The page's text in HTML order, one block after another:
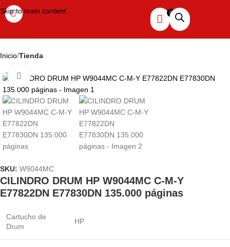
Skip to main content
Inicio Tienda
Haga clic para ampliar
SKU: W9044MC
CILINDRO DRUM HP W9044MC C-M-Y
E77822DN E77830DN 135.000 páginas
Cartucho de
Drum
HP